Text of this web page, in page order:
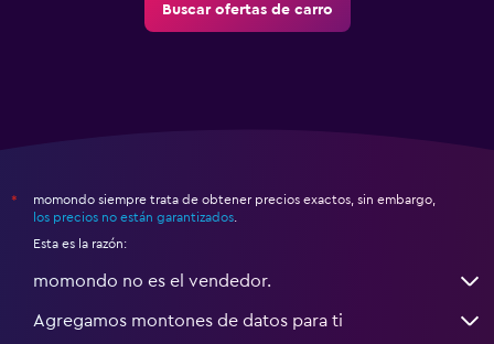
Buscar ofertas de carro
*
momondo siempre trata de obtener precios exactos, sin embargo,
los precios no están garantizados.
Esta es la razón:
momondo no es el vendedor.
Agregamos montones de datos para ti